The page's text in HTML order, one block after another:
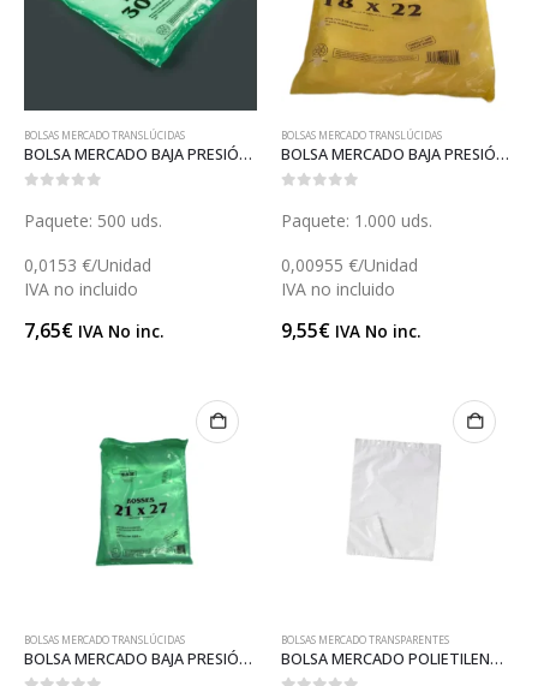
BOLSAS MERCADO TRANSLÚCIDAS
BOLSA MERCADO BAJA PRESIÓN 30 (B018)
Paquete: 500 uds.
0,0153 €/Unidad
IVA no incluido
7,65€ IVA No inc.
BOLSAS MERCADO TRANSLÚCIDAS
BOLSA MERCADO BAJA PRESIÓN 18 (B015BP)
Paquete: 1.000 uds.
0,00955 €/Unidad
IVA no incluido
9,55€ IVA No inc.
BOLSAS MERCADO TRANSLÚCIDAS
BOLSA MERCADO BAJA PRESIÓN 21 (B015)
BOLSAS MERCADO TRANSPARENTES
BOLSA MERCADO POLIETILENO 50 (B026A)